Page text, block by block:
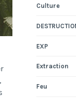
Culture
EXP
Extraction
Feu